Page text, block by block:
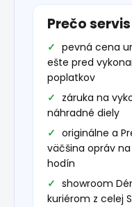
Prečo
pevná cena
ešte pred
poplatkov
záruka na
náhradné diely
originálne a
väčšina opráv
hodín
showroom
kuriérom z celej